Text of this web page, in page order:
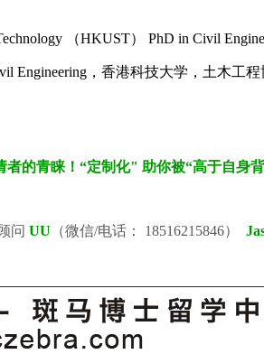
（HKUST） PhD in Civil
Engineering，香港科技大学，土木工
的青睐！“定制化" 助你被“高于自身
问 UU （微信/电话： 18516215846）